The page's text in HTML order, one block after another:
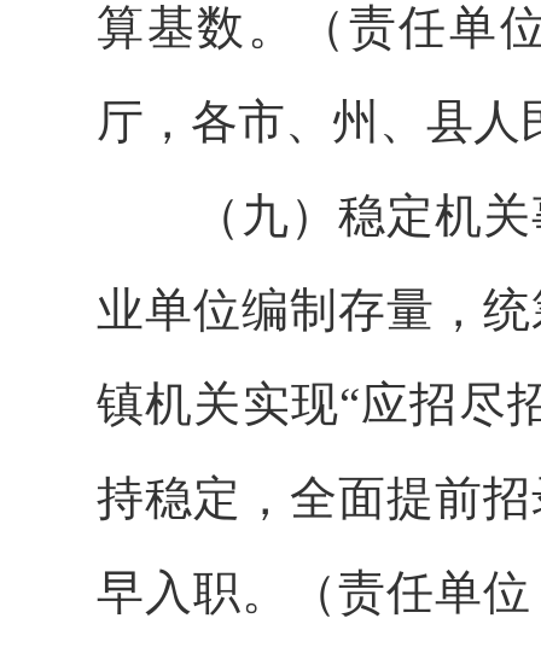
算基数。（责任单
厅，各市、州、县人
（九）稳定机关
业单位编制存量，
镇机关实现“应招尽
持稳定，全面提前
早入职。（责任单